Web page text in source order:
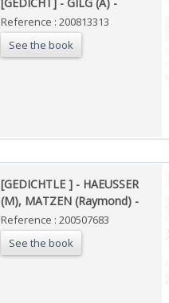
Reference : 200813313
See the book
‎[GEDICHTLE ] - HAEUSSER
(M), MATZEN (Raymond) - ‎
Reference : 200507683
See the book